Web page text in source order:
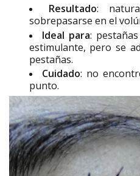
Resultado:
sobrepasarse en el
Ideal para:
estimulante, pero se
pestañas.
Cuidado: no
punto.